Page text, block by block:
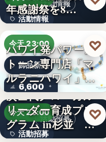
活動情報
活動情報
9
年感謝祭を8…
今天 23:00
飾品新品
6,600
ハワイ発パワース
トーン専門店「マ
ルラニハワイ」よ
り、海を…
♡
活動招募
今天 23:00
活動招募
次世代グローカル
リーダー育成プロ
グラム in杉並 募
集中…
♡